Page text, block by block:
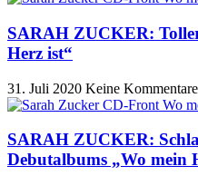
SARAH ZUCKER:
Herz ist“
31. Juli 2020 Keine Kommentare
SARAH ZUCKER:
Debutalbums „Wo mein